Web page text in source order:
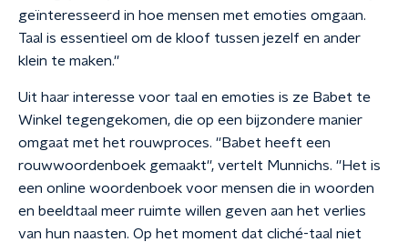
geïnteresseerd in hoe mensen met emoties omgaan.
Taal is essentieel om de kloof tussen jezelf en ander
klein te maken.''
Uit haar interesse voor taal en emoties is ze Babet te
Winkel tegengekomen, die op een bijzondere manier
omgaat met het rouwproces. ''Babet heeft een
rouwwoordenboek gemaakt'', vertelt Munnichs. ''Het is
een online woordenboek voor mensen die in woorden
en beeldtaal meer ruimte willen geven aan het verlies
van hun naasten. Op het moment dat cliché-taal niet